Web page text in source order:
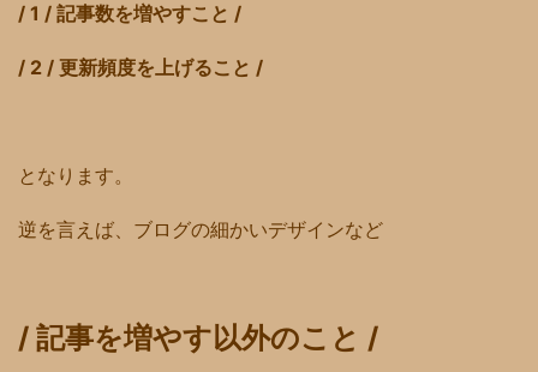
/ 1 / 記事数を増やすこと /
/ 2 / 更新頻度を上げること /
となります。
逆を言えば、ブログの細かいデザインなど
/ 記事を増やす以外のこと /